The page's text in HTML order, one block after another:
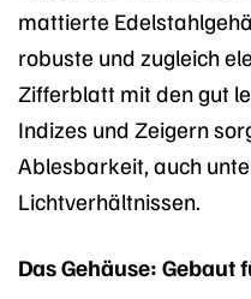
mattierte
robuste und zugleich
Zifferblatt mit den gut
Indizes und Zeigern
Ablesbarkeit, auch
Lichtverhältnissen.
Das Gehäuse: